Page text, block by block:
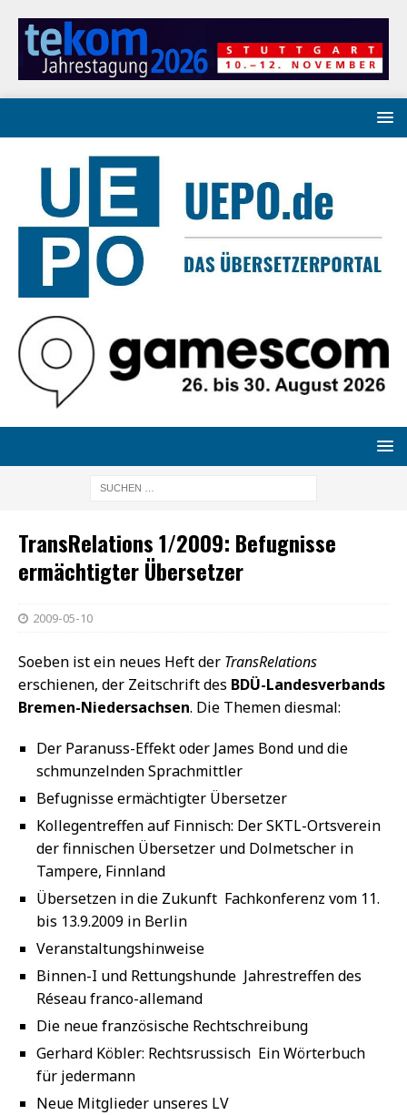
TransRelations 1/2009: Befugnisse
ermächtigter Übersetzer
2009-05-10
Soeben ist ein neues Heft der TransRelations
erschienen, der Zeitschrift des BDÜ-Landesverbands
Bremen-Niedersachsen. Die Themen diesmal:
Der Paranuss-Effekt oder James Bond und die
schmunzelnden Sprachmittler
Befugnisse ermächtigter Übersetzer
Kollegentreffen auf Finnisch: Der SKTL-Ortsverein
der finnischen Übersetzer und Dolmetscher in
Tampere, Finnland
Übersetzen in die Zukunft  Fachkonferenz vom 11.
bis 13.9.2009 in Berlin
Veranstaltungshinweise
Binnen-I und Rettungshunde  Jahrestreffen des
Réseau franco-allemand
Die neue französische Rechtschreibung
Gerhard Köbler: Rechtsrussisch  Ein Wörterbuch
für jedermann
Neue Mitglieder unseres LV